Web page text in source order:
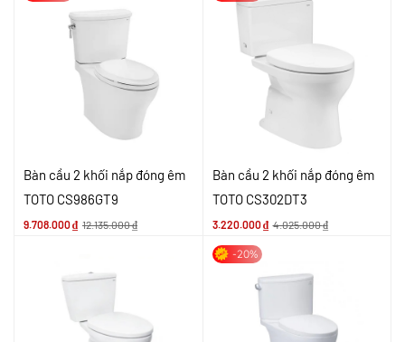
Bàn cầu 2 khối nắp đóng êm
TOTO CS986GT9
9.708.000₫ 12.135.000₫
Bàn cầu 2 khối nắp đóng êm
TOTO CS302DT3
3.220.000₫ 4.025.000₫
-20%